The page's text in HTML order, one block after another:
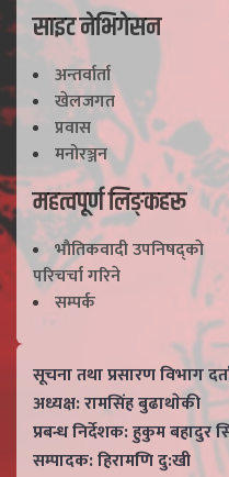
साइट नेभिगेसन
अन्तर्वार्ता
खेलजगत
प्रवास
मनोरञ्जन
महत्वपूर्ण लिङ्कहरू
भाैतिकवादी उपनिषद्काे
परिचर्चा गरिने
सम्पर्क
सूचना तथा प्रसारण विभाग
अध्यक्ष: रामसिंह बुढाथाेकी
प्रबन्ध निर्देशक: हुकुम बहादुर
सम्पादक: हिरामणि दु:खी